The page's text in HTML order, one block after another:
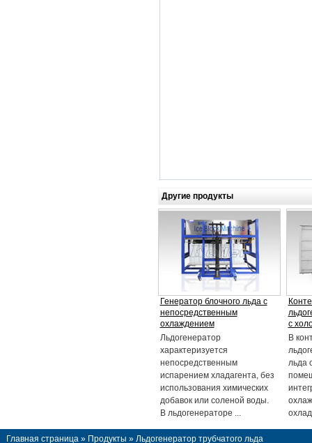
Другие продукты
Генератор блочного льда с
непосредственным
охлаждением
Льдогенератор
характеризуется
непосредственным
испарением хладагента, без
использования химических
добавок или соленой воды.
В льдогенераторе ...
с
В
льда
Главная страница » Продукты » Льдогенератор трубчатого льда